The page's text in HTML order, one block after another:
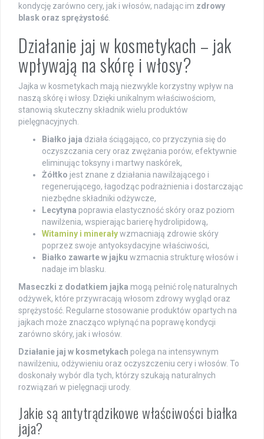
kondycję zarówno cery, jak i włosów, nadając im zdrowy
blask oraz sprężystość
Działanie jaj w kosmetykach – jak
wpływają na skórę i włosy?
Jajka w kosmetykach mają niezwykle korzystny wpływ na
naszą skórę i włosy. Dzięki unikalnym właściwościom,
stanowią skuteczny składnik wielu produktów
pielęgnacyjnych.
Białko jaja działa ściągająco, co przyczynia się do
oczyszczania cery oraz zwężania porów, efektywnie
eliminując toksyny i martwy naskórek,
Żółtko jest znane z działania nawilżającego i
regenerującego, łagodząc podrażnienia i dostarczając
niezbędne składniki odżywcze,
Lecytyna poprawia elastyczność skóry oraz poziom
nawilżenia, wspierając barierę hydrolipidową,
Witaminy i mineraływzmacniają zdrowie skóry
poprzez swoje antyoksydacyjne właściwości,
Białko zawarte w jajku wzmacnia strukturę włosów i
nadaje im blasku.
Maseczki z dodatkiem jajka mogą pełnić rolę naturalnych
odżywek, które przywracają włosom zdrowy wygląd oraz
sprężystość. Regularne stosowanie produktów opartych na
jajkach może znacząco wpłynąć na poprawę kondycji
zarówno skóry, jak i włosów.
Działanie jaj w kosmetykach polega na intensywnym
nawilżeniu, odżywieniu oraz oczyszczeniu cery i włosów. To
doskonały wybór dla tych, którzy szukają naturalnych
rozwiązań w pielęgnacji urody.
Jakie są antytrądzikowe właściwości białka
jaja?